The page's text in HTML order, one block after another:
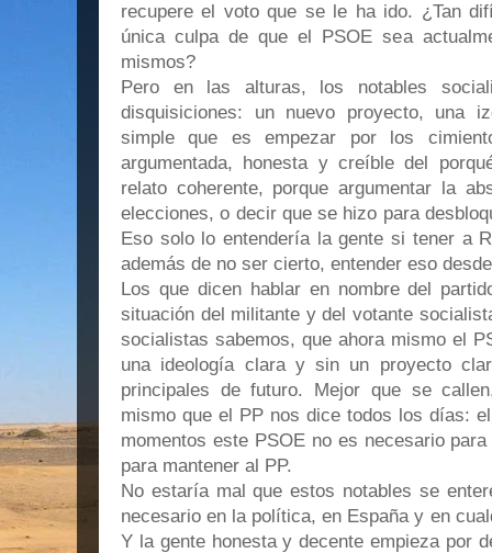
recupere el voto que se le ha ido. ¿Tan
única culpa de que el PSOE sea
mismos?
Pero en las alturas, los notables
disquisiciones: un nuevo proyecto, una
simple que es empezar por los
argumentada, honesta y creíble del
relato coherente, porque argumentar la
elecciones, o decir que se hizo para
Eso solo lo entendería la gente si tener a
además de no ser cierto, entender eso
Los que dicen hablar en nombre del
situación del militante y del votante
socialistas sabemos, que ahora mismo el
una ideología clara y sin un proyecto
principales de futuro. Mejor que se
mismo que el PP nos dice todos los días:
momentos este PSOE no es necesario
para mantener al PP.
No estaría mal que estos notables se
necesario en la política, en España y en
Y la gente honesta y decente empieza por